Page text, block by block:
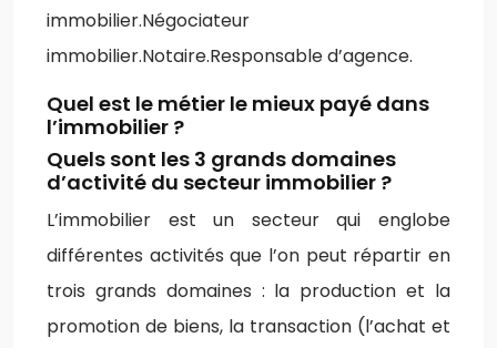
immobilier.Négociateur
immobilier.Notaire.Responsable d’agence.
Quel est le métier le mieux payé dans
l’immobilier ?
Quels sont les 3 grands domaines
d’activité du secteur immobilier ?
L’immobilier est un secteur qui englobe
différentes activités que l’on peut répartir en
trois grands domaines : la production et la
promotion de biens, la transaction (l’achat et